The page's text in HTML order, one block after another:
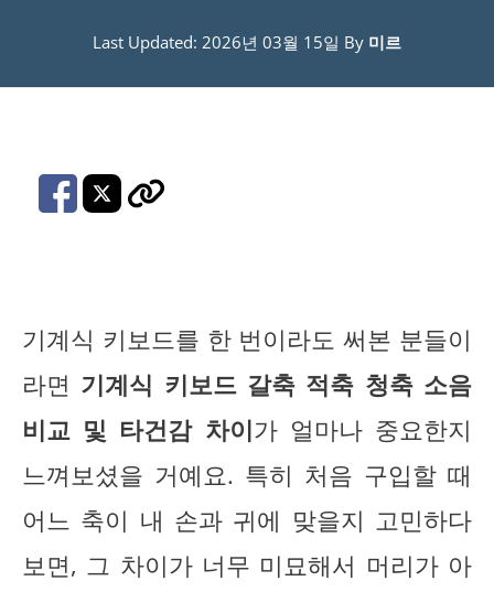
Last Updated: 2026년 03월 15일 By 미르
기계식 키보드를 한 번이라도 써본 분들이
라면 기계식 키보드 갈축 적축 청축 소음
비교 및 타건감 차이가 얼마나 중요한지
느껴보셨을 거예요. 특히 처음 구입할 때
어느 축이 내 손과 귀에 맞을지 고민하다
보면, 그 차이가 너무 미묘해서 머리가 아